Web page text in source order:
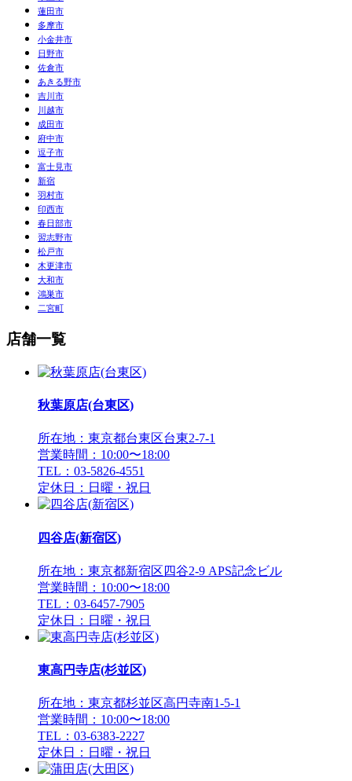
蓮田市
多摩市
小金井市
日野市
佐倉市
あきる野市
吉川市
川越市
成田市
府中市
逗子市
富士見市
新宿
羽村市
印西市
春日部市
習志野市
松戸市
木更津市
大和市
鴻巣市
二宮町
店舗一覧
秋葉原店(台東区)
所在地：東京都台東区台東2-7-1
営業時間：10:00〜18:00
TEL：03-5826-4551
定休日：日曜・祝日
四谷店(新宿区)
所在地：東京都新宿区四谷2-9 APS記念ビル
営業時間：10:00〜18:00
TEL：03-6457-7905
定休日：日曜・祝日
東高円寺店(杉並区)
所在地：東京都杉並区高円寺南1-5-1
営業時間：10:00〜18:00
TEL：03-6383-2227
定休日：日曜・祝日